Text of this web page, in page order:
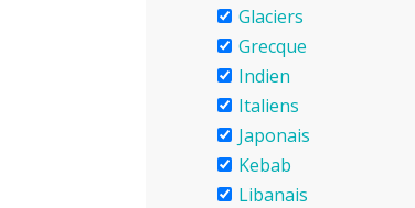
Glaciers
Grecque
Indien
Italiens
Japonais
Kebab
Libanais